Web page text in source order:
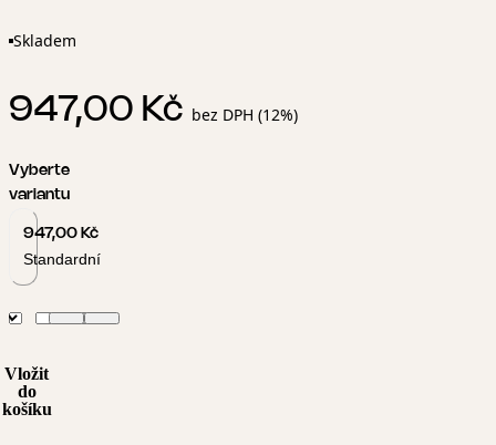
Skladem
947,00 Kč bez DPH (12%)
Vyberte
variantu
947,00 Kč
Standardní
Vložit
do
košíku